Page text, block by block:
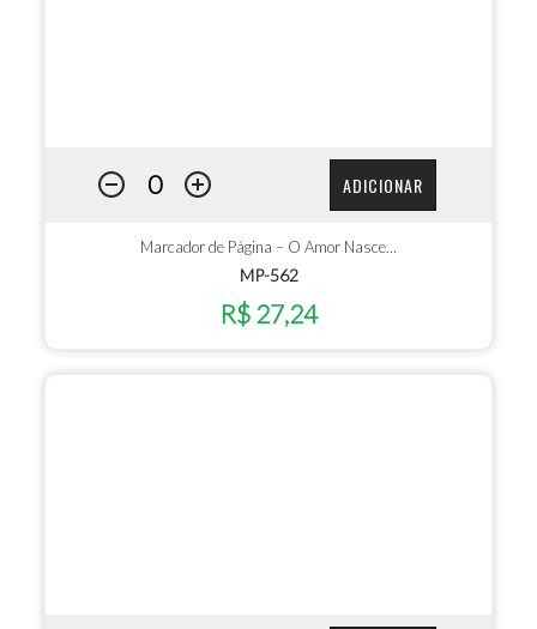
ADICIONAR
Marcador de Página – O Amor Nasce…
MP-562
R$ 27,24